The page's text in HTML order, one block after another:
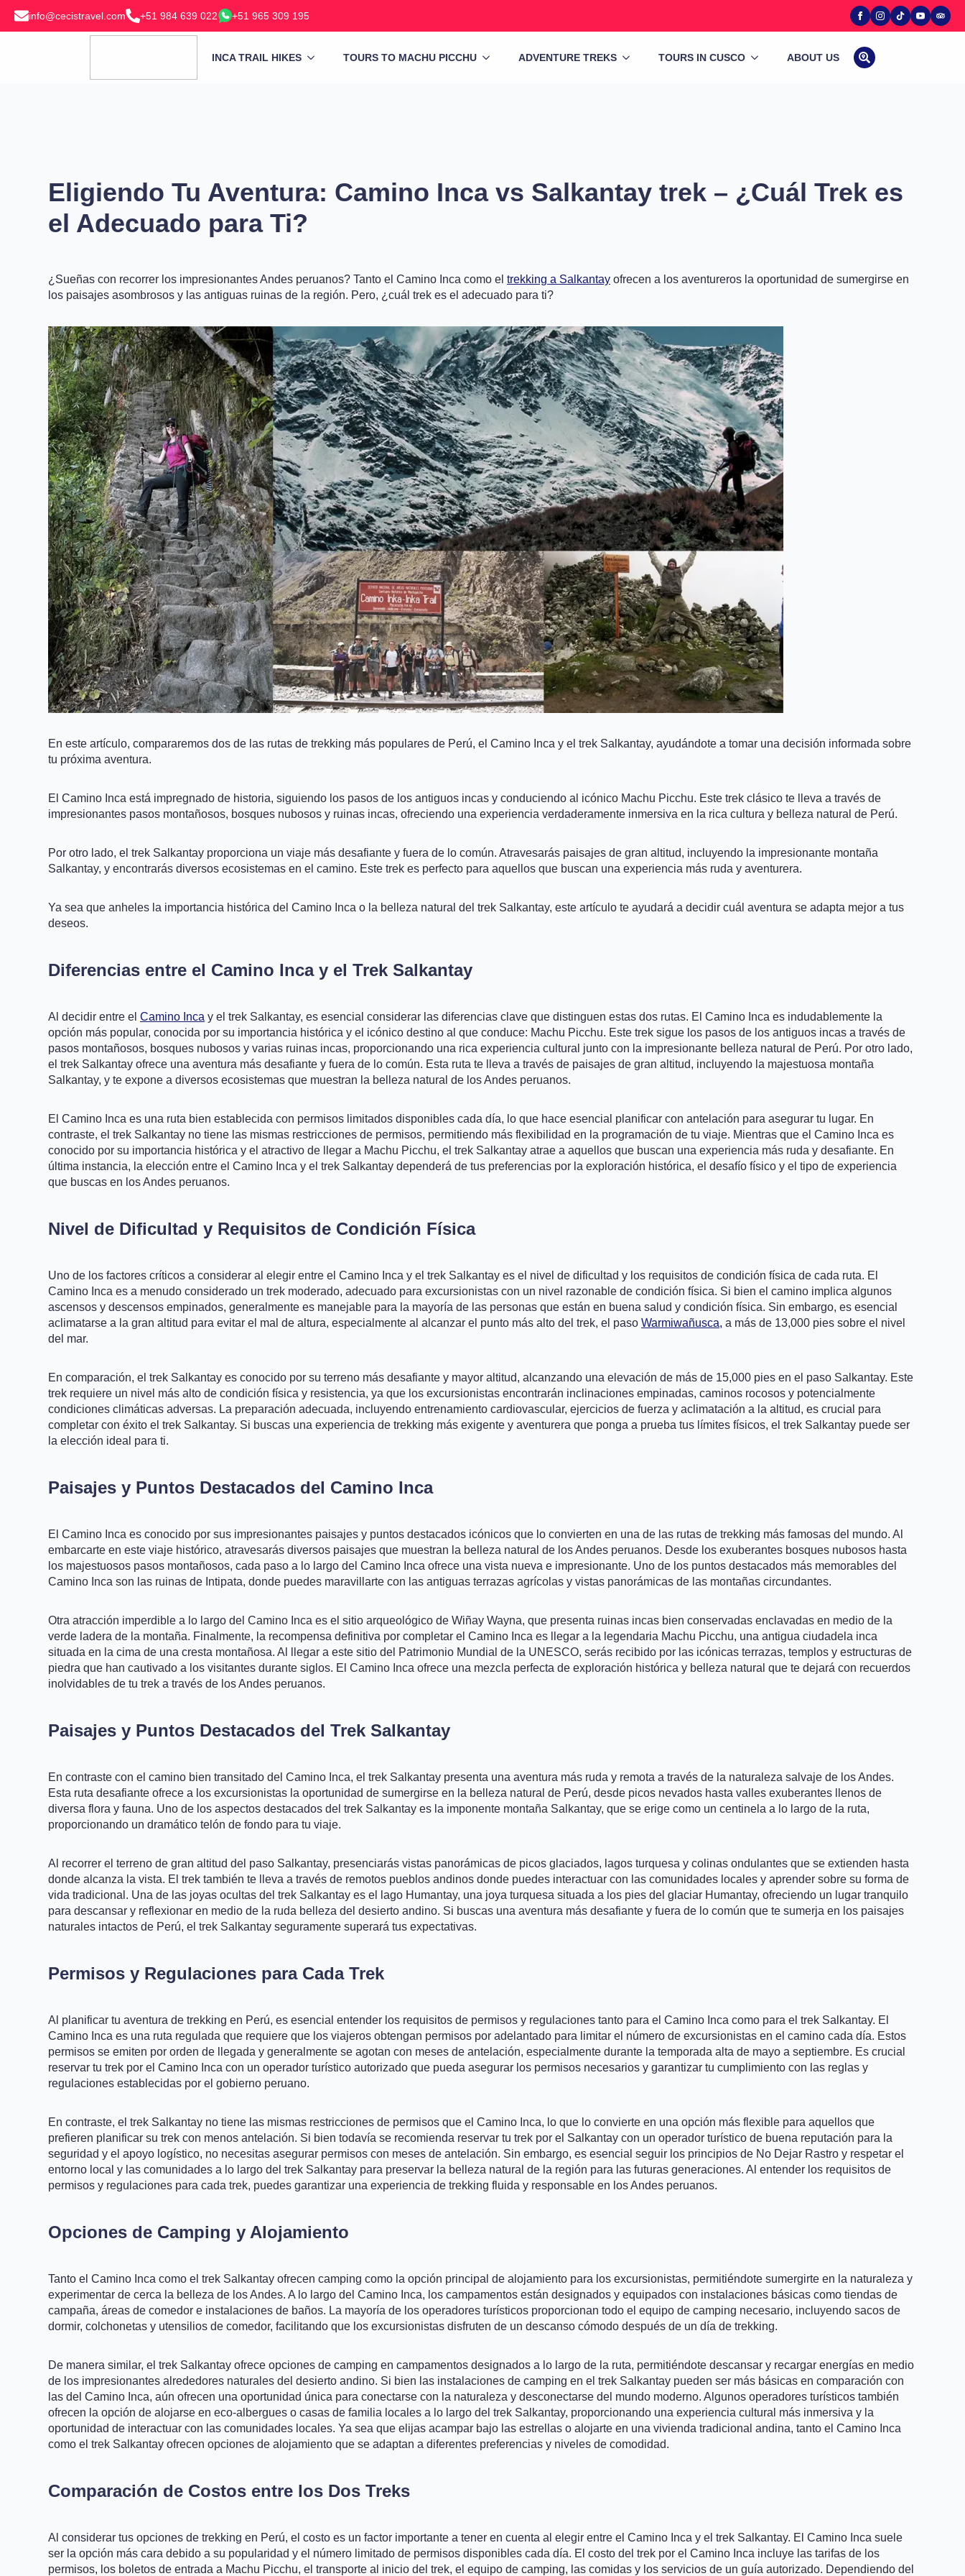
info@cecistravel.com +51 984 639 022 +51 965 309 195
INCA TRAIL HIKES TOURS TO MACHU PICCHU ADVENTURE TREKS TOURS IN CUSCO ABOUT US
Eligiendo Tu Aventura: Camino Inca vs Salkantay trek – ¿Cuál Trek es
el Adecuado para Ti?
¿Sueñas con recorrer los impresionantes Andes peruanos? Tanto el Camino Inca como el trekking a Salkantay ofrecen a los aventureros la oportunidad de sumergirse en
los paisajes asombrosos y las antiguas ruinas de la región. Pero, ¿cuál trek es el adecuado para ti?
En este artículo, compararemos dos de las rutas de trekking más populares de Perú, el Camino Inca y el trek Salkantay, ayudándote a tomar una decisión informada sobre
tu próxima aventura.
El Camino Inca está impregnado de historia, siguiendo los pasos de los antiguos incas y conduciendo al icónico Machu Picchu. Este trek clásico te lleva a través de
impresionantes pasos montañosos, bosques nubosos y ruinas incas, ofreciendo una experiencia verdaderamente inmersiva en la rica cultura y belleza natural de Perú.
Por otro lado, el trek Salkantay proporciona un viaje más desafiante y fuera de lo común. Atravesarás paisajes de gran altitud, incluyendo la impresionante montaña
Salkantay, y encontrarás diversos ecosistemas en el camino. Este trek es perfecto para aquellos que buscan una experiencia más ruda y aventurera.
Ya sea que anheles la importancia histórica del Camino Inca o la belleza natural del trek Salkantay, este artículo te ayudará a decidir cuál aventura se adapta mejor a tus
deseos.
Diferencias entre el Camino Inca y el Trek Salkantay
Al decidir entre el Camino Inca y el trek Salkantay, es esencial considerar las diferencias clave que distinguen estas dos rutas. El Camino Inca es indudablemente la
opción más popular, conocida por su importancia histórica y el icónico destino al que conduce: Machu Picchu. Este trek sigue los pasos de los antiguos incas a través de
pasos montañosos, bosques nubosos y varias ruinas incas, proporcionando una rica experiencia cultural junto con la impresionante belleza natural de Perú. Por otro lado,
el trek Salkantay ofrece una aventura más desafiante y fuera de lo común. Esta ruta te lleva a través de paisajes de gran altitud, incluyendo la majestuosa montaña
Salkantay, y te expone a diversos ecosistemas que muestran la belleza natural de los Andes peruanos.
El Camino Inca es una ruta bien establecida con permisos limitados disponibles cada día, lo que hace esencial planificar con antelación para asegurar tu lugar. En
contraste, el trek Salkantay no tiene las mismas restricciones de permisos, permitiendo más flexibilidad en la programación de tu viaje. Mientras que el Camino Inca es
conocido por su importancia histórica y el atractivo de llegar a Machu Picchu, el trek Salkantay atrae a aquellos que buscan una experiencia más ruda y desafiante. En
última instancia, la elección entre el Camino Inca y el trek Salkantay dependerá de tus preferencias por la exploración histórica, el desafío físico y el tipo de experiencia
que buscas en los Andes peruanos.
Nivel de Dificultad y Requisitos de Condición Física
Uno de los factores críticos a considerar al elegir entre el Camino Inca y el trek Salkantay es el nivel de dificultad y los requisitos de condición física de cada ruta. El
Camino Inca es a menudo considerado un trek moderado, adecuado para excursionistas con un nivel razonable de condición física. Si bien el camino implica algunos
ascensos y descensos empinados, generalmente es manejable para la mayoría de las personas que están en buena salud y condición física. Sin embargo, es esencial
aclimatarse a la gran altitud para evitar el mal de altura, especialmente al alcanzar el punto más alto del trek, el paso Warmiwañusca, a más de 13,000 pies sobre el nivel
del mar.
En comparación, el trek Salkantay es conocido por su terreno más desafiante y mayor altitud, alcanzando una elevación de más de 15,000 pies en el paso Salkantay. Este
trek requiere un nivel más alto de condición física y resistencia, ya que los excursionistas encontrarán inclinaciones empinadas, caminos rocosos y potencialmente
condiciones climáticas adversas. La preparación adecuada, incluyendo entrenamiento cardiovascular, ejercicios de fuerza y aclimatación a la altitud, es crucial para
completar con éxito el trek Salkantay. Si buscas una experiencia de trekking más exigente y aventurera que ponga a prueba tus límites físicos, el trek Salkantay puede ser
la elección ideal para ti.
Paisajes y Puntos Destacados del Camino Inca
El Camino Inca es conocido por sus impresionantes paisajes y puntos destacados icónicos que lo convierten en una de las rutas de trekking más famosas del mundo. Al
embarcarte en este viaje histórico, atravesarás diversos paisajes que muestran la belleza natural de los Andes peruanos. Desde los exuberantes bosques nubosos hasta
los majestuosos pasos montañosos, cada paso a lo largo del Camino Inca ofrece una vista nueva e impresionante. Uno de los puntos destacados más memorables del
Camino Inca son las ruinas de Intipata, donde puedes maravillarte con las antiguas terrazas agrícolas y vistas panorámicas de las montañas circundantes.
Otra atracción imperdible a lo largo del Camino Inca es el sitio arqueológico de Wiñay Wayna, que presenta ruinas incas bien conservadas enclavadas en medio de la
verde ladera de la montaña. Finalmente, la recompensa definitiva por completar el Camino Inca es llegar a la legendaria Machu Picchu, una antigua ciudadela inca
situada en la cima de una cresta montañosa. Al llegar a este sitio del Patrimonio Mundial de la UNESCO, serás recibido por las icónicas terrazas, templos y estructuras de
piedra que han cautivado a los visitantes durante siglos. El Camino Inca ofrece una mezcla perfecta de exploración histórica y belleza natural que te dejará con recuerdos
inolvidables de tu trek a través de los Andes peruanos.
Paisajes y Puntos Destacados del Trek Salkantay
En contraste con el camino bien transitado del Camino Inca, el trek Salkantay presenta una aventura más ruda y remota a través de la naturaleza salvaje de los Andes.
Esta ruta desafiante ofrece a los excursionistas la oportunidad de sumergirse en la belleza natural de Perú, desde picos nevados hasta valles exuberantes llenos de
diversa flora y fauna. Uno de los aspectos destacados del trek Salkantay es la imponente montaña Salkantay, que se erige como un centinela a lo largo de la ruta,
proporcionando un dramático telón de fondo para tu viaje.
Al recorrer el terreno de gran altitud del paso Salkantay, presenciarás vistas panorámicas de picos glaciados, lagos turquesa y colinas ondulantes que se extienden hasta
donde alcanza la vista. El trek también te lleva a través de remotos pueblos andinos donde puedes interactuar con las comunidades locales y aprender sobre su forma de
vida tradicional. Una de las joyas ocultas del trek Salkantay es el lago Humantay, una joya turquesa situada a los pies del glaciar Humantay, ofreciendo un lugar tranquilo
para descansar y reflexionar en medio de la ruda belleza del desierto andino. Si buscas una aventura más desafiante y fuera de lo común que te sumerja en los paisajes
naturales intactos de Perú, el trek Salkantay seguramente superará tus expectativas.
Permisos y Regulaciones para Cada Trek
Al planificar tu aventura de trekking en Perú, es esencial entender los requisitos de permisos y regulaciones tanto para el Camino Inca como para el trek Salkantay. El
Camino Inca es una ruta regulada que requiere que los viajeros obtengan permisos por adelantado para limitar el número de excursionistas en el camino cada día. Estos
permisos se emiten por orden de llegada y generalmente se agotan con meses de antelación, especialmente durante la temporada alta de mayo a septiembre. Es crucial
reservar tu trek por el Camino Inca con un operador turístico autorizado que pueda asegurar los permisos necesarios y garantizar tu cumplimiento con las reglas y
regulaciones establecidas por el gobierno peruano.
En contraste, el trek Salkantay no tiene las mismas restricciones de permisos que el Camino Inca, lo que lo convierte en una opción más flexible para aquellos que
prefieren planificar su trek con menos antelación. Si bien todavía se recomienda reservar tu trek por el Salkantay con un operador turístico de buena reputación para la
seguridad y el apoyo logístico, no necesitas asegurar permisos con meses de antelación. Sin embargo, es esencial seguir los principios de No Dejar Rastro y respetar el
entorno local y las comunidades a lo largo del trek Salkantay para preservar la belleza natural de la región para las futuras generaciones. Al entender los requisitos de
permisos y regulaciones para cada trek, puedes garantizar una experiencia de trekking fluida y responsable en los Andes peruanos.
Opciones de Camping y Alojamiento
Tanto el Camino Inca como el trek Salkantay ofrecen camping como la opción principal de alojamiento para los excursionistas, permitiéndote sumergirte en la naturaleza y
experimentar de cerca la belleza de los Andes. A lo largo del Camino Inca, los campamentos están designados y equipados con instalaciones básicas como tiendas de
campaña, áreas de comedor e instalaciones de baños. La mayoría de los operadores turísticos proporcionan todo el equipo de camping necesario, incluyendo sacos de
dormir, colchonetas y utensilios de comedor, facilitando que los excursionistas disfruten de un descanso cómodo después de un día de trekking.
De manera similar, el trek Salkantay ofrece opciones de camping en campamentos designados a lo largo de la ruta, permitiéndote descansar y recargar energías en medio
de los impresionantes alrededores naturales del desierto andino. Si bien las instalaciones de camping en el trek Salkantay pueden ser más básicas en comparación con
las del Camino Inca, aún ofrecen una oportunidad única para conectarse con la naturaleza y desconectarse del mundo moderno. Algunos operadores turísticos también
ofrecen la opción de alojarse en eco-albergues o casas de familia locales a lo largo del trek Salkantay, proporcionando una experiencia cultural más inmersiva y la
oportunidad de interactuar con las comunidades locales. Ya sea que elijas acampar bajo las estrellas o alojarte en una vivienda tradicional andina, tanto el Camino Inca
como el trek Salkantay ofrecen opciones de alojamiento que se adaptan a diferentes preferencias y niveles de comodidad.
Comparación de Costos entre los Dos Treks
Al considerar tus opciones de trekking en Perú, el costo es un factor importante a tener en cuenta al elegir entre el Camino Inca y el trek Salkantay. El Camino Inca suele
ser la opción más cara debido a su popularidad y el número limitado de permisos disponibles cada día. El costo del trek por el Camino Inca incluye las tarifas de los
permisos, los boletos de entrada a Machu Picchu, el transporte al inicio del trek, el equipo de camping, las comidas y los servicios de un guía autorizado. Dependiendo del